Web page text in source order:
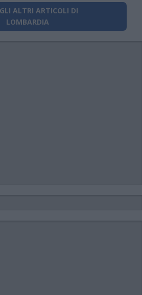
ALTRI ARTICOLI DI
LOMBARDIA